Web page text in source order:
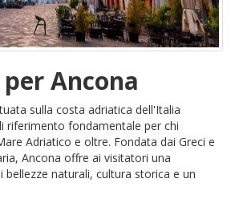
Ancona
sulla costa adriatica dell'Italia
riferimento fondamentale per chi
Adriatico e oltre. Fondata dai Greci e
Ancona offre ai visitatori una
bellezze naturali, cultura storica e un